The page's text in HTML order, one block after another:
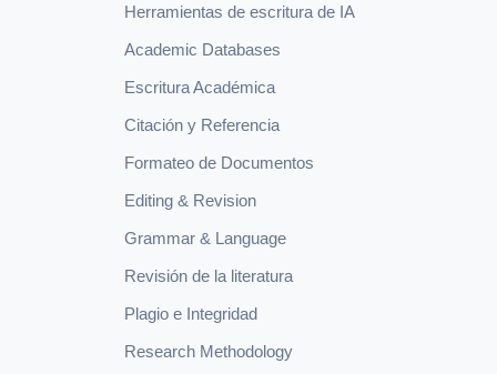
Herramientas de escritura de IA
Academic Databases
Escritura Académica
Citación y Referencia
Formateo de Documentos
Editing & Revision
Grammar & Language
Revisión de la literatura
Plagio e Integridad
Research Methodology